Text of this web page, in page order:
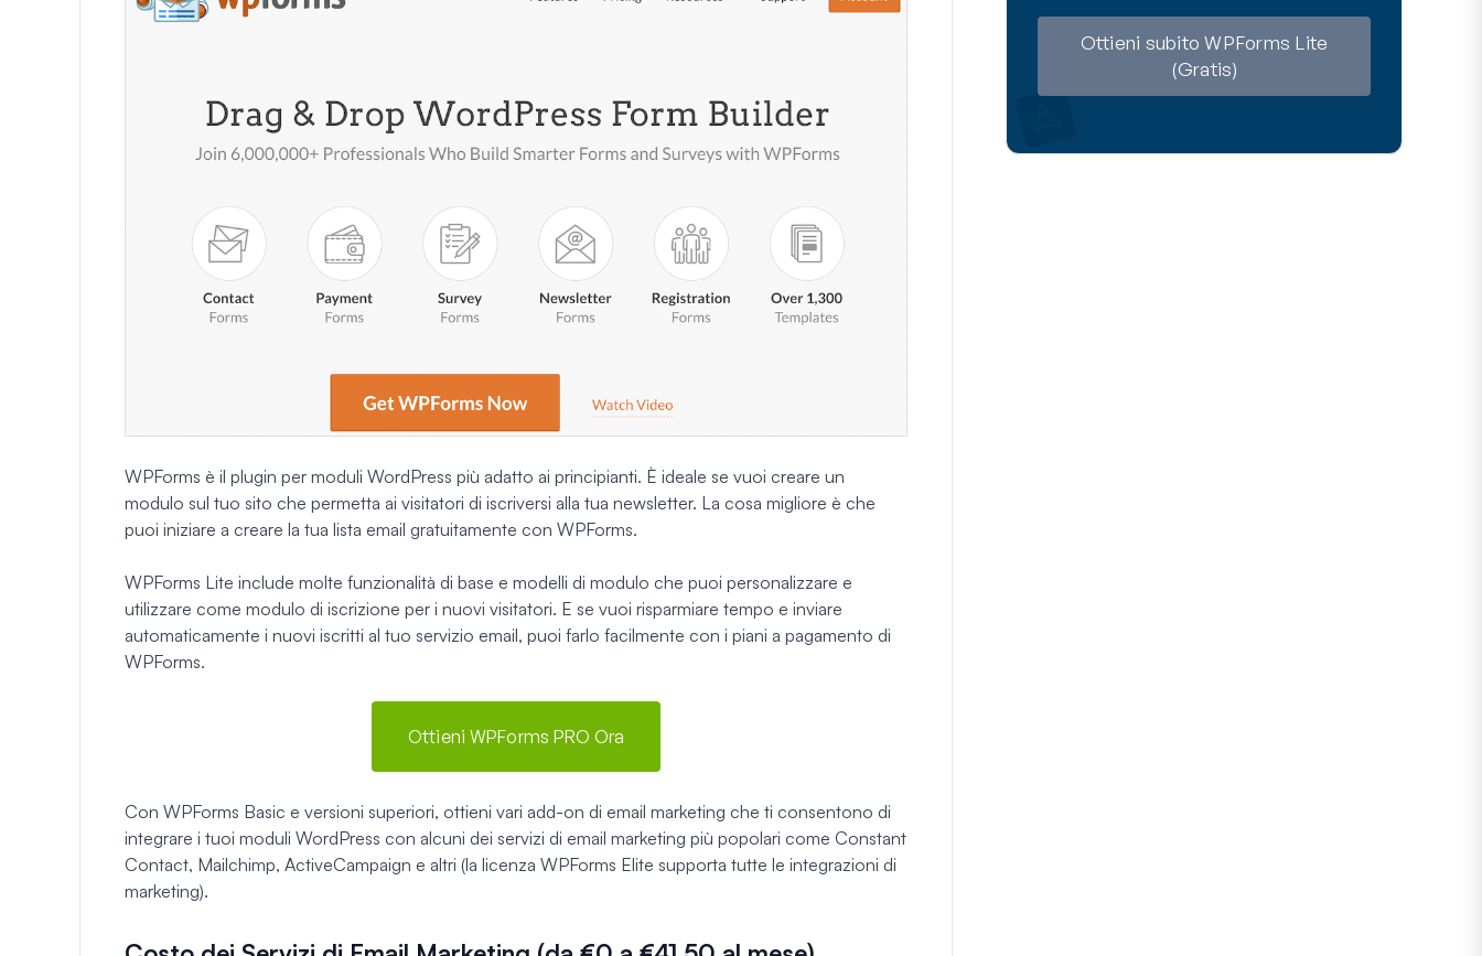
WPForms è il plugin per moduli WordPress più adatto ai principianti. È ideale se vuoi creare un
modulo sul tuo sito che permetta ai visitatori di iscriversi alla tua newsletter. La cosa migliore è che
puoi iniziare a creare la tua lista email gratuitamente con WPForms.
WPForms Lite include molte funzionalità di base e modelli di modulo che puoi personalizzare e
utilizzare come modulo di iscrizione per i nuovi visitatori. E se vuoi risparmiare tempo e inviare
automaticamente i nuovi iscritti al tuo servizio email, puoi farlo facilmente con i piani a pagamento di
WPForms.
Ottieni WPForms PRO Ora
Con WPForms Basic e versioni superiori, ottieni vari add-on di email marketing che ti consentono di
integrare i tuoi moduli WordPress con alcuni dei servizi di email marketing più popolari come Constant
Contact, Mailchimp, ActiveCampaign e altri (la licenza WPForms Elite supporta tutte le integrazioni di
marketing).
Ottieni subito WPForms Lite
(Gratis)